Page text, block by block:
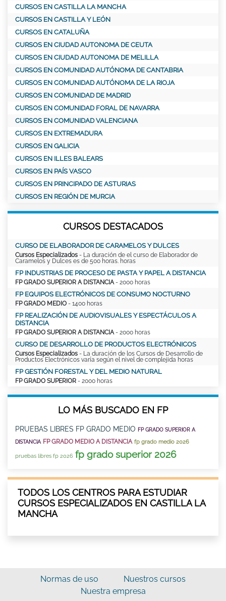
CURSOS EN CASTILLA LA MANCHA
CURSOS EN CASTILLA Y LEÓN
CURSOS EN CATALUÑA
CURSOS EN CIUDAD AUTONOMA DE CEUTA
CURSOS EN CIUDAD AUTONOMA DE MELILLA
CURSOS EN COMUNIDAD AUTÓNOMA DE CANTABRIA
CURSOS EN COMUNIDAD AUTÓNOMA DE LA RIOJA
CURSOS EN COMUNIDAD DE MADRID
CURSOS EN COMUNIDAD FORAL DE NAVARRA
CURSOS EN COMUNIDAD VALENCIANA
CURSOS EN EXTREMADURA
CURSOS EN GALICIA
CURSOS EN ILLES BALEARS
CURSOS EN PAÍS VASCO
CURSOS EN PRINCIPADO DE ASTURIAS
CURSOS EN REGIÓN DE MURCIA
CURSOS DESTACADOS
CURSO DE ELABORADOR DE CARAMELOS Y DULCES
Cursos Especializados - La duración de el curso de Elaborador de
Caramelos y Dulces es de 500 horas. horas
FP INDUSTRIAS DE PROCESO DE PASTA Y PAPEL A DISTANCIA
FP GRADO SUPERIOR A DISTANCIA - 2000 horas
FP EQUIPOS ELECTRÓNICOS DE CONSUMO NOCTURNO
FP GRADO MEDIO - 1400 horas
FP REALIZACIÓN DE AUDIOVISUALES Y ESPECTÁCULOS A
DISTANCIA
FP GRADO SUPERIOR A DISTANCIA - 2000 horas
CURSO DE DESARROLLO DE PRODUCTOS ELECTRÓNICOS
Cursos Especializados - La duración de los Cursos de Desarrollo de
Productos Electrónicos varía según el nivel de complejida horas
FP GESTIÓN FORESTAL Y DEL MEDIO NATURAL
FP GRADO SUPERIOR - 2000 horas
LO MÁS BUSCADO EN FP
PRUEBAS LIBRES FP GRADO MEDIO FP GRADO SUPERIOR A
DISTANCIA FP GRADO MEDIO A DISTANCIA fp grado medio 2026
pruebas libres fp 2026 fp grado superior 2026
TODOS LOS CENTROS PARA ESTUDIAR
CURSOS ESPECIALIZADOS EN CASTILLA LA
MANCHA
Normas de uso
Nuestros cursos
Nuestra empresa